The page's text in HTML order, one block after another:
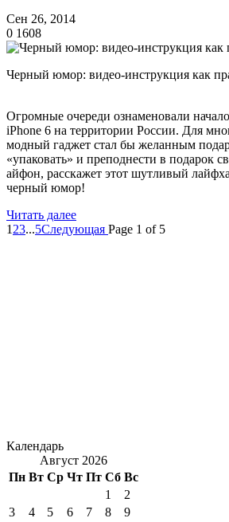
Сен 26, 2014
0 1608
Черный юмор: видео-инструкция как
Огромные очереди ознаменовали
iPhone 6 на территории России. Для
модный гаджет стал бы желанным
«упаковать» и преподнести в подарок
айфон, расскажет этот шутливый
черный юмор!
Читать далее
1 23...5Следующая Page 1 of 5
Календарь
Август 2026
Пн Вт Ср Чт Пт Сб Вс
1
2
3
4 5 6 7 8
9